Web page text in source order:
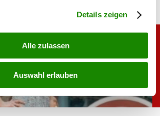
Details zeigen
Alle zulassen
Auswahl erlauben